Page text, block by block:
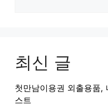
최신 글
첫만남이용권 외출용품,
스트